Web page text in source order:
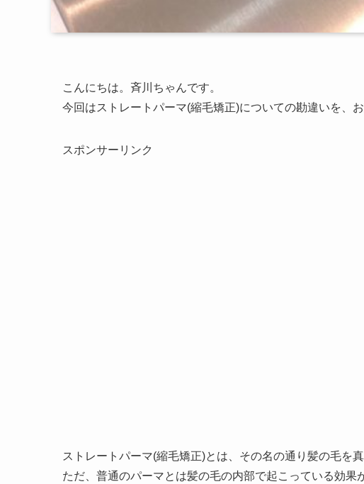
こんにちは。斉川ちゃんです。
今回はストレートパーマ(縮毛矯正)についての勘違いを、
スポンサーリンク
ストレートパーマ(縮毛矯正)とは、その名の通り髪の毛を
ただ、普通のパーマとは髪の毛の内部で起こっている効果